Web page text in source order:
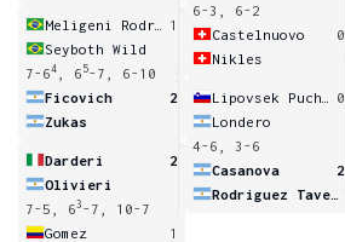
1
Seyboth Wild
7-64 , 6 5-7, 6-10
Ficovich
2
Zukas
Darderi
2
Olivieri
7-5, 63 -7, 10-7
Gomez
1
6-3, 6-2
Castelnuovo
0
Nikles
0
Londero
4-6, 3-6
Casanova
2